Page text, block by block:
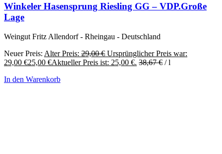
Winkeler Hasensprung Riesling GG – VDP.Große
Lage
Weingut Fritz Allendorf - Rheingau - Deutschland
Neuer Preis: Alter Preis: 29,00€ Ursprünglicher Preis war:
29,00 €25,00 €Aktueller Preis ist: 25,00 €. 38,67€ /l
In den Warenkorb